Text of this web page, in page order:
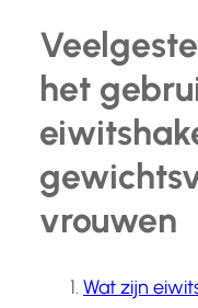
het
vrouwen
Wat zijn